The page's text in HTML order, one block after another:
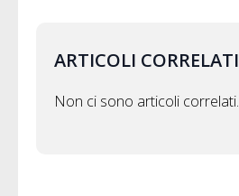
ARTICOLI CORRELATI
Non ci sono articoli correlati.